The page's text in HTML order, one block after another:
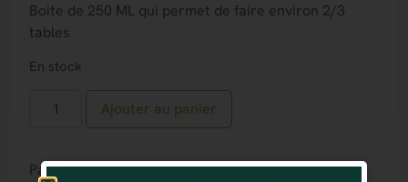
Boite de 250 ML qui permet de faire environ 2/3
tables
En stock
Ajouter au panier
Partager :